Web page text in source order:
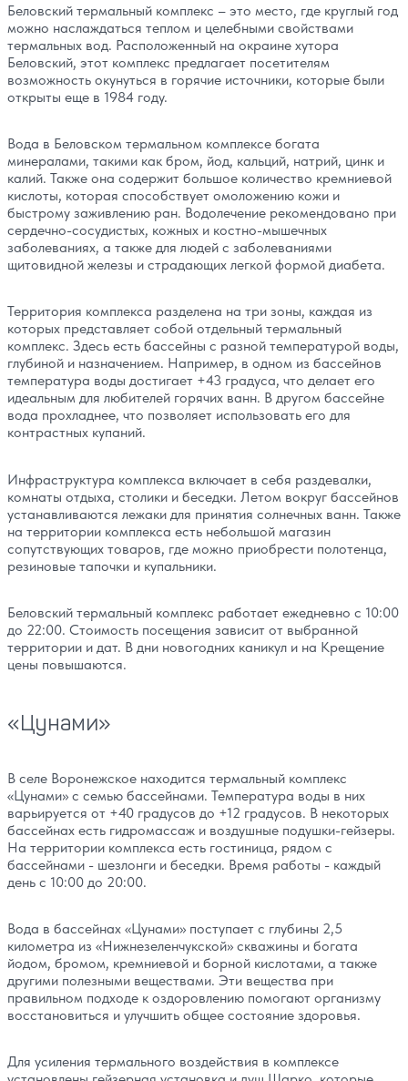
Беловский термальный комплекс – это место, где круглый год
можно наслаждаться теплом и целебными свойствами
термальных вод. Расположенный на окраине хутора
Беловский, этот комплекс предлагает посетителям
возможность окунуться в горячие источники, которые были
открыты еще в 1984 году.
Вода в Беловском термальном комплексе богата
минералами, такими как бром, йод, кальций, натрий, цинк и
калий. Также она содержит большое количество кремниевой
кислоты, которая способствует омоложению кожи и
быстрому заживлению ран. Водолечение рекомендовано при
сердечно-сосудистых, кожных и костно-мышечных
заболеваниях, а также для людей с заболеваниями
щитовидной железы и страдающих легкой формой диабета.
Территория комплекса разделена на три зоны, каждая из
которых представляет собой отдельный термальный
комплекс. Здесь есть бассейны с разной температурой воды,
глубиной и назначением. Например, в одном из бассейнов
температура воды достигает +43 градуса, что делает его
идеальным для любителей горячих ванн. В другом бассейне
вода прохладнее, что позволяет использовать его для
контрастных купаний.
Инфраструктура комплекса включает в себя раздевалки,
комнаты отдыха, столики и беседки. Летом вокруг бассейнов
устанавливаются лежаки для принятия солнечных ванн. Также
на территории комплекса есть небольшой магазин
сопутствующих товаров, где можно приобрести полотенца,
резиновые тапочки и купальники.
Беловский термальный комплекс работает ежедневно с 10:00
до 22:00. Стоимость посещения зависит от выбранной
территории и дат. В дни новогодних каникул и на Крещение
цены повышаются.
«Цунами»
В селе Воронежское находится термальный комплекс
«Цунами» с семью бассейнами. Температура воды в них
варьируется от +40 градусов до +12 градусов. В некоторых
бассейнах есть гидромассаж и воздушные подушки-гейзеры.
На территории комплекса есть гостиница, рядом с
бассейнами - шезлонги и беседки. Время работы - каждый
день с 10:00 до 20:00.
Вода в бассейнах «Цунами» поступает с глубины 2,5
километра из «Нижнезеленчукской» скважины и богата
йодом, бромом, кремниевой и борной кислотами, а также
другими полезными веществами. Эти вещества при
правильном подходе к оздоровлению помогают организму
восстановиться и улучшить общее состояние здоровья.
Для усиления термального воздействия в комплексе